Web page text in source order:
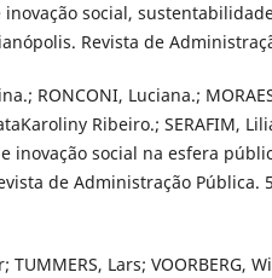
inovação social,
Revista de
RONCONI, Luciana.;
Ribeiro.; SERAFIM,
inovação social na esfera
de Administração Pública.
TUMMERS, Lars; VOORBERG,